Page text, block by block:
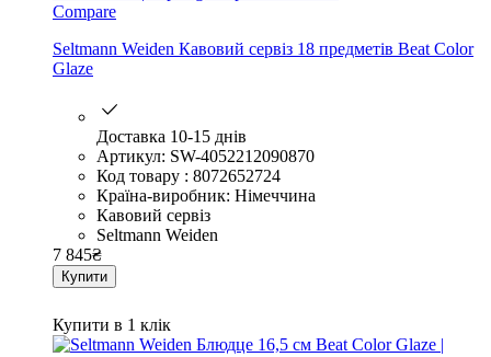
Compare
Seltmann Weiden Кавовий сервіз 18 предметів Beat Color
Glaze
Доставка 10-15 днів
Артикул: SW-4052212090870
Код товару : 8072652724
Країна-виробник: Німеччина
Кавовий сервіз
Seltmann Weiden
7 845₴
Купити
Купити в 1 клік